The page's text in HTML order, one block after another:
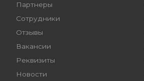
Партнеры
Сотрудники
Отзывы
Вакансии
Реквизиты
Новости